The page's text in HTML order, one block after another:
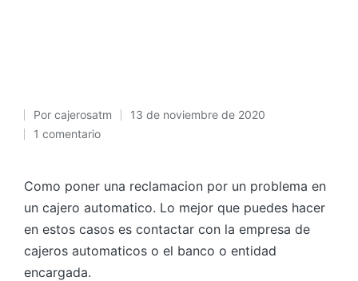
Publicado
por
Por cajerosatm
13 de noviembre de 2020
1 comentario
Como poner una reclamacion por un problema en
un cajero automatico. Lo mejor que puedes hacer
en estos casos es contactar con la empresa de
cajeros automaticos o el banco o entidad
encargada.